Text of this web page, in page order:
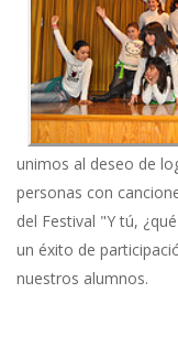
unimos al deseo de
personas con
del Festival "Y tú,
un éxito de
nuestros alumnos.